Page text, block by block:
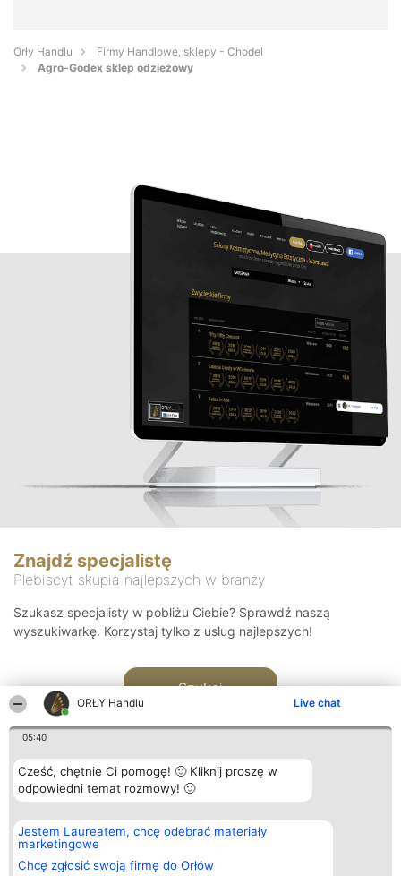
ORŁY Handlu Live chat
05:40
Cześć, chętnie Ci pomogę! 🙂 Kliknij proszę w
odpowiedni temat rozmowy! 🙂
Jestem Laureatem, chcę odebrać materiały
marketingowe
Chcę zgłosić swoją firmę do Orłów
Orły Handlu
Firmy Handlowe, sklepy - Chodel
Agro-Godex sklep odzieżowy
Znajdź specjalistę
Plebiscyt skupia najlepszych w branży
Szukasz specjalisty w pobliżu Ciebie? Sprawdź naszą
wyszukiwarkę. Korzystaj tylko z usług najlepszych!
Szukaj
Organizator plebiscytu
Bright Side Solutions sp. z o.
o. sp. k.
ul. Ruska 22
Wrocław 50-079
Plebiscyt
Laureaci
wszystkich
Laureatów
Kontakt
Kontakt